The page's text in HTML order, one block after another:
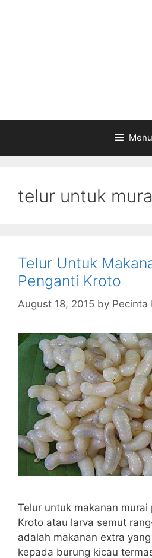
Menu
telur untuk
Telur Untuk
Penganti Kroto
August 18, 2015 by Pecinta
Telur untuk makanan murai
Kroto atau larva semut
adalah makanan extra
kepada burung kicau